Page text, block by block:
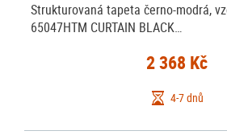
Strukturovaná tapeta černo-modrá,
65047HTM CURTAIN BLACK…
2 368 Kč
4-7 dnů